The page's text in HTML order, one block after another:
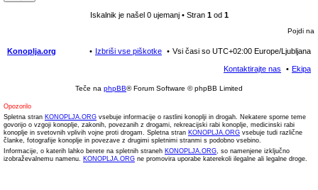
Iskalnik je našel 0 ujemanj • Stran 1od 1
Pojdi na
Konoplja.org Vsi časi so UTC+02:00 Europe/Ljubljana
Izbriši vse piškotke
Ekipa
Kontaktirajte nas
Teče na phpBB® Forum Software © phpBB Limited
Opozorilo
Spletna stran KONOPLJA.ORG vsebuje informacije o rastlini konoplji in drogah. Nekatere sporne teme
govorijo o vzgoji konoplje, zakonih, povezanih z drogami, rekreacijski rabi konoplje, medicinski rabi
konoplje in svetovnih vplivih vojne proti drogam. Spletna stran KONOPLJA.ORG vsebuje tudi različne
članke, fotografije konoplje in povezave z drugimi spletnimi stranmi s podobno vsebino.
Informacije, o katerih lahko berete na spletnih straneh KONOPLJA.ORG, so namenjene izključno
izobraževalnemu namenu. KONOPLJA.ORG ne promovira uporabe katerekoli ilegalne ali legalne droge.